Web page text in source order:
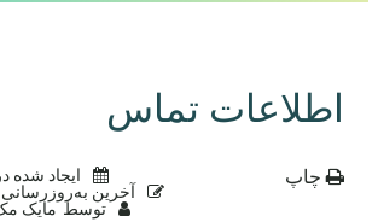
اطلاعات تماس
ایجاد شده در
آخرین به‌روزرسانی
توسط مایک
چاپ